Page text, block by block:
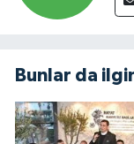
Bunlar da